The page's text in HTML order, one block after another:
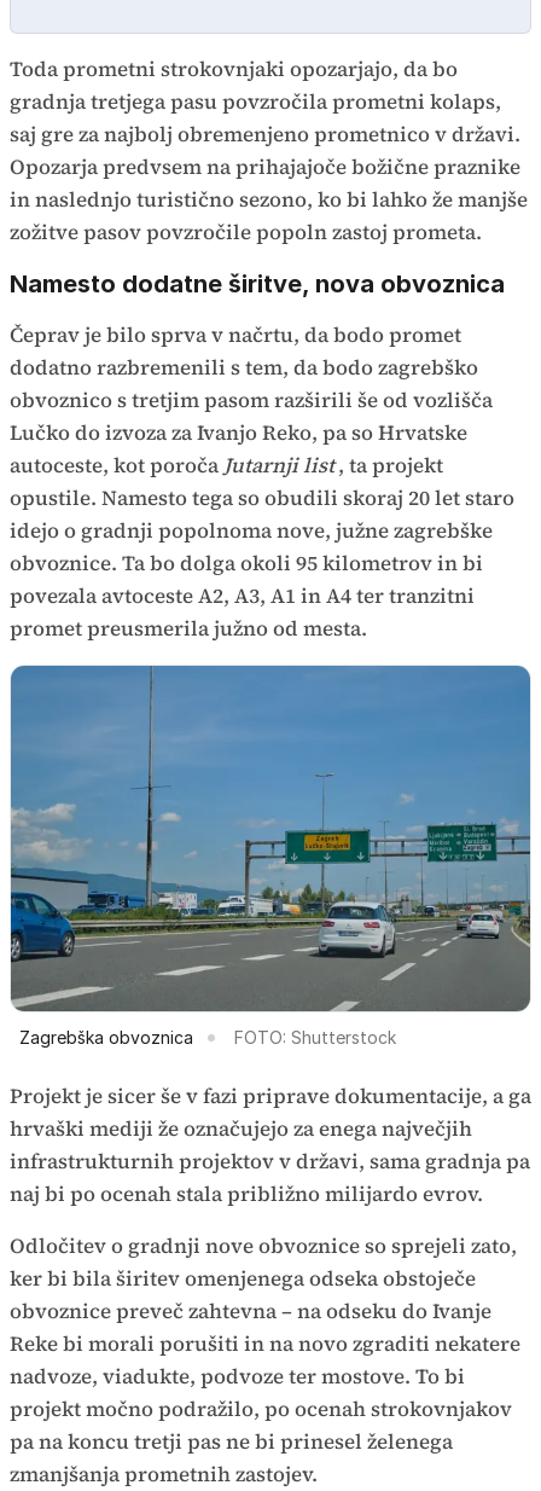
Toda prometni strokovnjaki opozarjajo, da bo
gradnja tretjega pasu povzročila prometni kolaps,
saj gre za najbolj obremenjeno prometnico v državi.
Opozarja predvsem na prihajajoče božične praznike
in naslednjo turistično sezono, ko bi lahko že manjše
zožitve pasov povzročile popoln zastoj prometa.
Namesto dodatne širitve, nova obvoznica
Čeprav je bilo sprva v načrtu, da bodo promet
dodatno razbremenili s tem, da bodo zagrebško
obvoznico s tretjim pasom razširili še od vozlišča
Lučko do izvoza za Ivanjo Reko, pa so Hrvatske
autoceste, kot poročaJutarnji list, ta projekt
opustile. Namesto tega so obudili skoraj 20 let staro
idejo o gradnji popolnoma nove, južne zagrebške
obvoznice. Ta bo dolga okoli 95 kilometrov in bi
povezala avtoceste A2, A3, A1 in A4 ter tranzitni
promet preusmerila južno od mesta.
Zagrebška obvoznica FOTO: Shutterstock
Projekt je sicer še v fazi priprave dokumentacije, a ga
hrvaški mediji že označujejo za enega največjih
infrastrukturnih projektov v državi, sama gradnja pa
naj bi po ocenah stala približno milijardo evrov.
Odločitev o gradnji nove obvoznice so sprejeli zato,
ker bi bila širitev omenjenega odseka obstoječe
obvoznice preveč zahtevna – na odseku do Ivanje
Reke bi morali porušiti in na novo zgraditi nekatere
nadvoze, viadukte, podvoze ter mostove. To bi
projekt močno podražilo, po ocenah strokovnjakov
pa na koncu tretji pas ne bi prinesel želenega
zmanjšanja prometnih zastojev.